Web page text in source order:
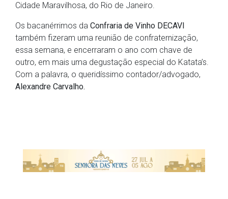
Cidade Maravilhosa, do Rio de Janeiro.
Os bacanérrimos da Confraria de Vinho DECAVI
também fizeram uma reunião de confraternização,
essa semana, e encerraram o ano com chave de
outro, em mais uma degustação especial do Katata’s.
Com a palavra, o queridíssimo contador/advogado,
Alexandre Carvalho.